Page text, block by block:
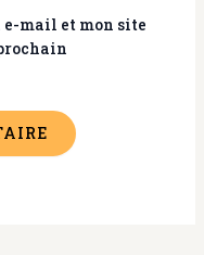
e-mail et mon site